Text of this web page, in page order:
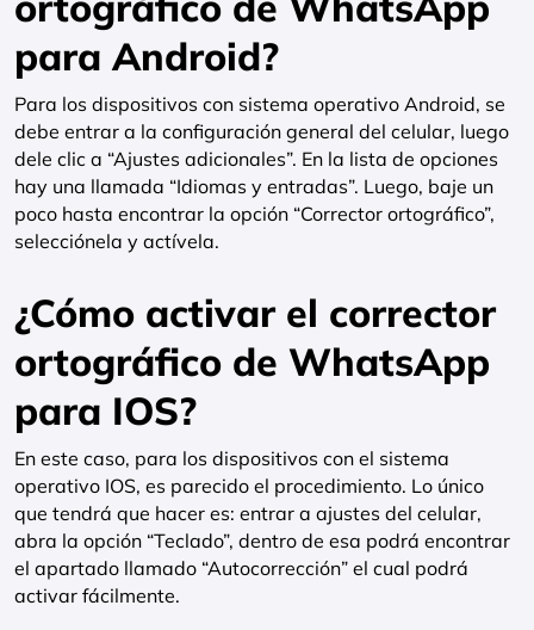
para Android?
Para los dispositivos con sistema operativo Android, se
debe entrar a la configuración general del celular, luego
dele clic a “Ajustes adicionales”. En la lista de opciones
hay una llamada “Idiomas y entradas”. Luego, baje un
poco hasta encontrar la opción “Corrector ortográfico”,
selecciónela y actívela.
¿Cómo activar el corrector
ortográfico de WhatsApp
para IOS?
En este caso, para los dispositivos con el sistema
operativo IOS, es parecido el procedimiento. Lo único
que tendrá que hacer es: entrar a ajustes del celular,
abra la opción “Teclado”, dentro de esa podrá encontrar
el apartado llamado “Autocorrección” el cual podrá
activar fácilmente.